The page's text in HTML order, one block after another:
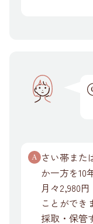
さい帯また
か一方を10
月々2,980
ことができ
採取・保管